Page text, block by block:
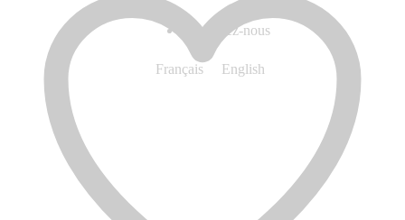
Contactez-nous
Français English